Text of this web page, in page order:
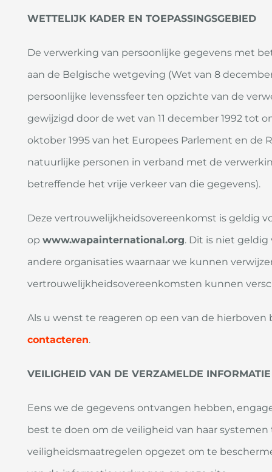
WETTELIJK KADER EN TOEPASSINGSGEBIED
De verwerking van persoonlijke gegevens met
aan de Belgische wetgeving (Wet van 8
persoonlijke levenssfeer ten opzichte van de
gewijzigd door de wet van 11 december 1992 tot
oktober 1995 van het Europees Parlement en de
natuurlijke personen in verband met de
betreffende het vrije verkeer van die gegevens).
Deze vertrouwelijkheidsovereenkomst is geldig
op www.wapainternational.org. Dit is niet geldig
andere organisaties waarnaar we kunnen
vertrouwelijkheidsovereenkomsten kunnen
Als u wenst te reageren op een van de
contacteren.
VEILIGHEID VAN DE VERZAMELDE INFORMATIE
Eens we de gegevens ontvangen hebben,
best te doen om de veiligheid van haar
veiligheidsmaatregelen opgezet om te